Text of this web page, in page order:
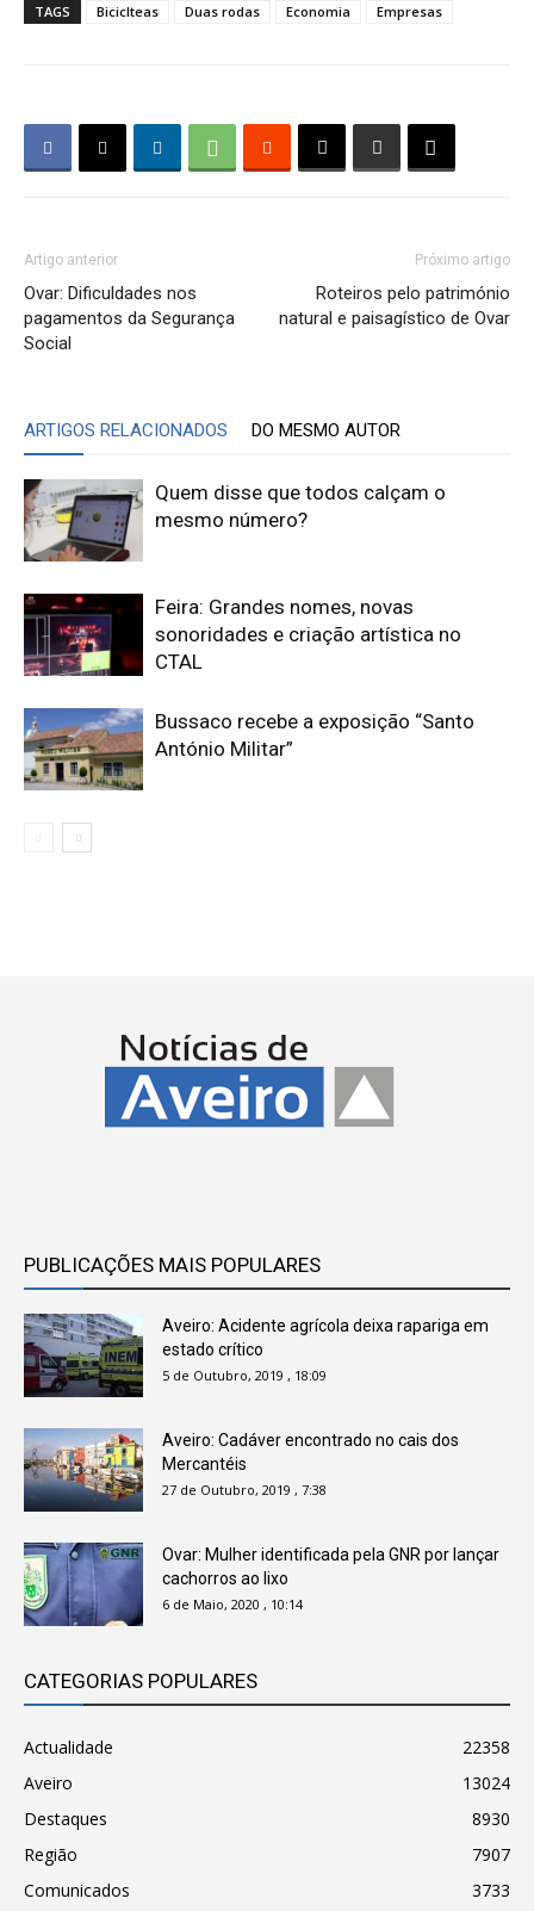
TAGS Biciclteas Duas rodas Economia Empresas
Artigo anterior
Ovar: Dificuldades nos
pagamentos da Segurança
Social
Próximo artigo
Roteiros pelo património
natural e paisagístico de Ovar
ARTIGOS RELACIONADOS DO MESMO AUTOR
Quem disse que todos calçam o
mesmo número?
Feira: Grandes nomes, novas
sonoridades e criação artística no
CTAL
Bussaco recebe a exposição “Santo
António Militar”
PUBLICAÇÕES MAIS POPULARES
Aveiro: Acidente agrícola deixa rapariga em
estado crítico
5 de Outubro, 2019 , 18:09
Aveiro: Cadáver encontrado no cais dos
Mercantéis
27 de Outubro, 2019 , 7:38
Ovar: Mulher identificada pela GNR por lançar
cachorros ao lixo
6 de Maio, 2020 , 10:14
CATEGORIAS POPULARES
Actualidade
22358
Aveiro
13024
Destaques
8930
Região
7907
Comunicados
3733